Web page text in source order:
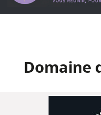
Domaine